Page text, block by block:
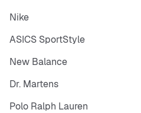
Nike
ASICS SportStyle
New Balance
Dr. Martens
Polo Ralph Lauren